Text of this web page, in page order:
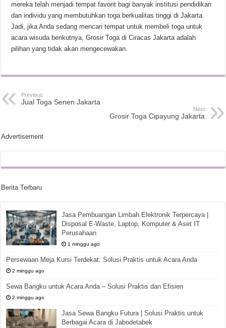
mereka telah menjadi tempat favorit bagi banyak institusi pendidikan
dan individu yang membutuhkan toga berkualitas tinggi di Jakarta.
Jadi, jika Anda sedang mencari tempat untuk membeli toga untuk
acara wisuda berikutnya, Grosir Toga di Ciracas Jakarta adalah
pilihan yang tidak akan mengecewakan.
Previous
Jual Toga Senen Jakarta
Next
Grosir Toga Cipayung Jakarta
Advertisement
Berita Terbaru
Jasa Pembuangan Limbah Elektronik Terpercaya |
Disposal E-Waste, Laptop, Komputer & Aset IT
Perusahaan
1 minggu ago
Persewaan Meja Kursi Terdekat: Solusi Praktis untuk Acara Anda
2 minggu ago
Sewa Bangku untuk Acara Anda – Solusi Praktis dan Efisien
2 minggu ago
Jasa Sewa Bangku Futura | Solusi Praktis untuk
Berbagai Acara di Jabodetabek